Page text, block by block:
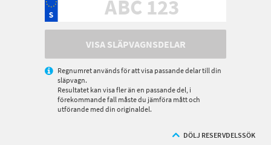
VISA SLÄPVAGNSDELAR
Regnumret används för att visa passande delar till din
släpvagn.
Resultatet kan visa fler än en passande del, i
förekommande fall måste du jämföra mått och
utförande med din originaldel.
DÖLJ RESERVDELSSÖK